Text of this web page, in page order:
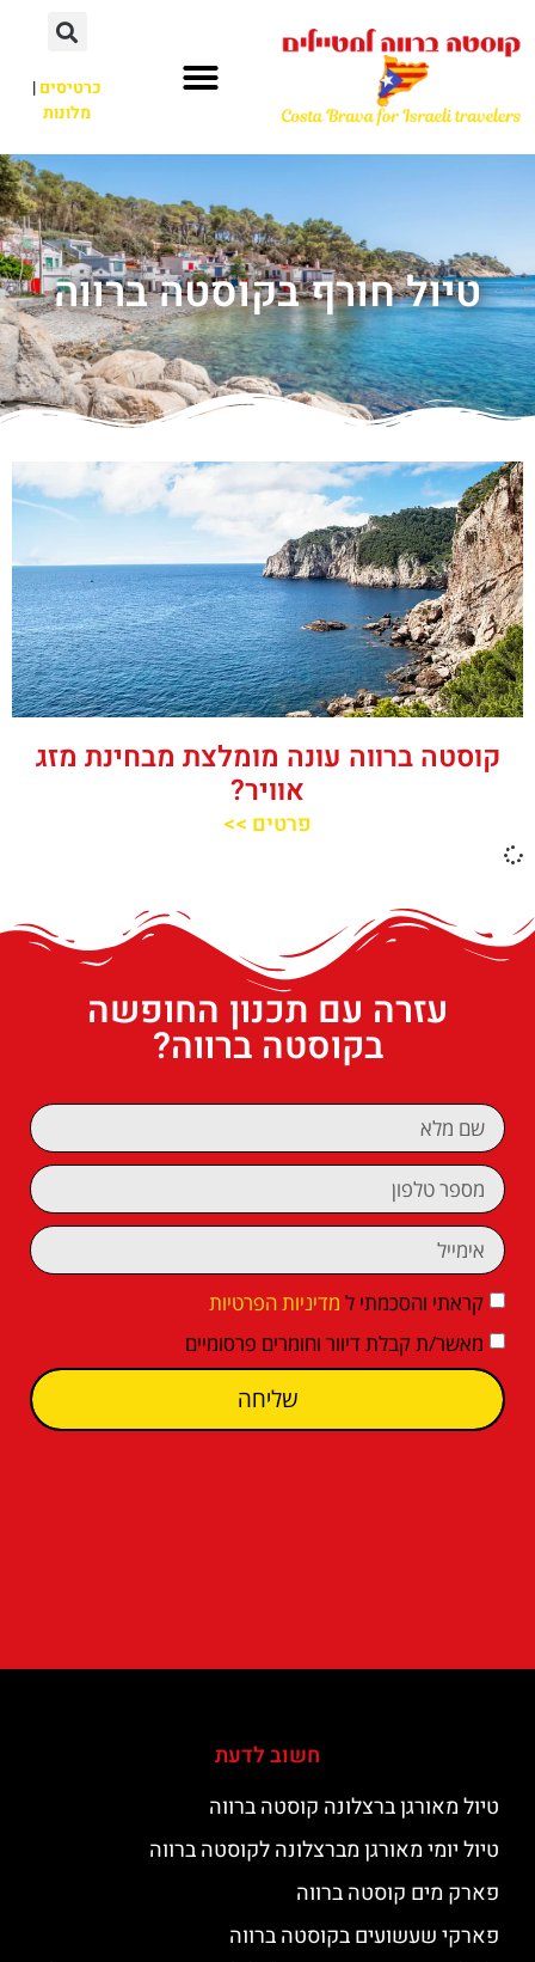
כרטיסים|
מלונות
טיול חורף בקוסטה ברווה
קוסטה ברווה עונה מומלצת מבחינת מזג
אוויר?
פרטים >>
עזרה עם תכנון החופשה
בקוסטה ברווה?
קראתי והסכמתי ל מדיניות הפרטיות
מאשר/ת קבלת דיוור וחומרים פרסומיים
שליחה
חשוב לדעת
טיול מאורגן ברצלונה קוסטה ברווה
טיול יומי מאורגן מברצלונה לקוסטה ברווה
פארק מים קוסטה ברווה
פארקי שעשועים בקוסטה ברווה